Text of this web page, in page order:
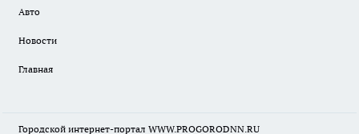
Авто
Новости
Главная
Городской интернет-портал WWW.PROGORODNN.RU